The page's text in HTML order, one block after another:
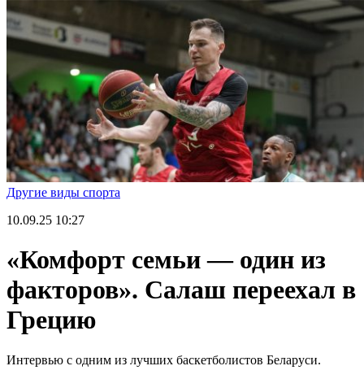
Другие виды спорта
10.09.25 10:27
«Комфорт семьи — один из
факторов». Салаш переехал в
Грецию
Интервью с одним из лучших баскетболистов Беларуси.